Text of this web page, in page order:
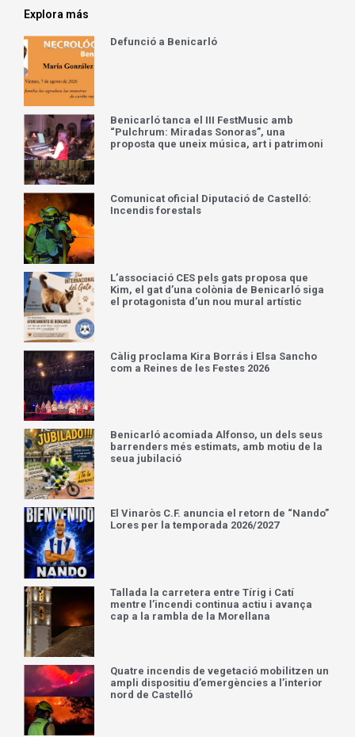
Explora más
Defunció a Benicarló
Benicarló tanca el III FestMusic amb
“Pulchrum: Miradas Sonoras”, una
proposta que uneix música, art i patrimoni
Comunicat oficial Diputació de Castelló:
Incendis forestals
L’associació CES pels gats proposa que
Kim, el gat d’una colònia de Benicarló siga
el protagonista d’un nou mural artístic
Càlig proclama Kira Borrás i Elsa Sancho
com a Reines de les Festes 2026
Benicarló acomiada Alfonso, un dels seus
barrenders més estimats, amb motiu de la
seua jubilació
El Vinaròs C.F. anuncia el retorn de “Nando”
Lores per la temporada 2026/2027
Tallada la carretera entre Tírig i Catí
mentre l’incendi continua actiu i avança
cap a la rambla de la Morellana
Quatre incendis de vegetació mobilitzen un
ampli dispositiu d’emergències a l’interior
nord de Castelló